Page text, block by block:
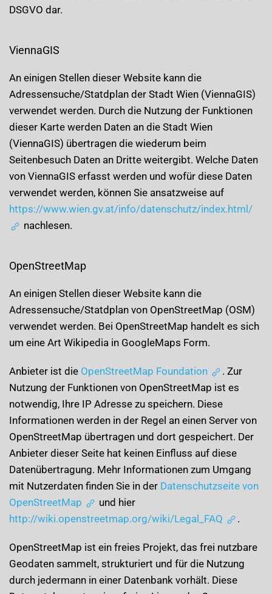
DSGVO dar.
ViennaGIS
An einigen Stellen dieser Website kann die
Adressensuche/Statdplan der Stadt Wien (ViennaGIS)
verwendet werden. Durch die Nutzung der Funktionen
dieser Karte werden Daten an die Stadt Wien
(ViennaGIS) übertragen die wiederum beim
Seitenbesuch Daten an Dritte weitergibt. Welche Daten
von ViennaGIS erfasst werden und wofür diese Daten
verwendet werden, können Sie ansatzweise auf
https://www.wien.gv.at/info/datenschutz/index.html/
nachlesen.
OpenStreetMap
An einigen Stellen dieser Website kann die
Adressensuche/Statdplan von OpenStreetMap (OSM)
verwendet werden. Bei OpenStreetMap handelt es sich
um eine Art Wikipedia in GoogleMaps Form.
Anbieter ist die OpenStreetMap Foundation
. Zur
Nutzung der Funktionen von OpenStreetMap ist es
notwendig, Ihre IP Adresse zu speichern. Diese
Informationen werden in der Regel an einen Server von
OpenStreetMap übertragen und dort gespeichert. Der
Anbieter dieser Seite hat keinen Einfluss auf diese
Datenübertragung. Mehr Informationen zum Umgang
mit Nutzerdaten finden Sie in der Datenschutzseite von
OpenStreetMap
und hier
http://wiki.openstreetmap.org/wiki/Legal_FAQ
.
OpenStreetMap ist ein freies Projekt, das frei nutzbare
Geodaten sammelt, strukturiert und für die Nutzung
durch jedermann in einer Datenbank vorhält. Diese